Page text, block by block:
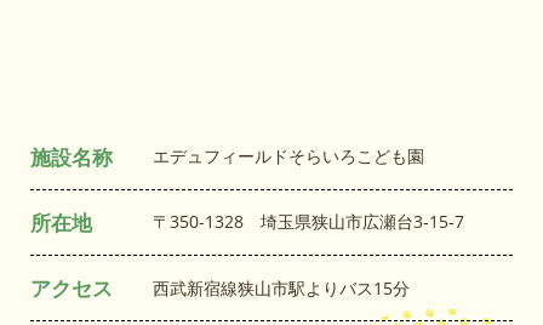
施設名称 エデュフィールドそらいろこども園
所在地 〒350-1328 埼玉県狭山市広瀬台3‐15‐7
アクセス 西武新宿線狭山市駅よりバス15分